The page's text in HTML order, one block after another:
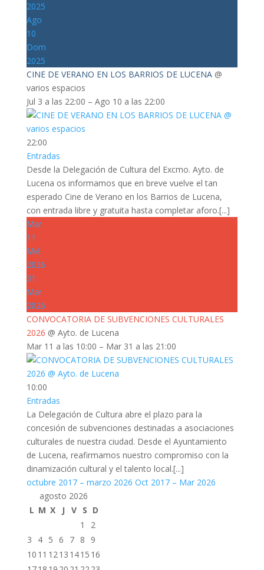
2025
Ago
10
Dom
2025
CINE DE VERANO EN LOS BARRIOS DE LUCENA @
varios espacios
Jul 3 a las 22:00 – Ago 10 a las 22:00
22:00
Entradas
Desde la Delegación de Cultura del Excmo. Ayto. de
Lucena os informamos que en breve vuelve el tan
esperado Cine de Verano en los Barrios de Lucena,
con entrada libre y gratuita hasta completar aforo.[...]
Mar
11
Mié
2026
31
Mar
2026
CONVOCATORIA DE SUBVENCIONES CULTURALES
2026 @ Ayto. de Lucena
Mar 11 a las 10:00 – Mar 31 a las 21:00
10:00
Entradas
La Delegación de Cultura abre el plazo para la
concesión de subvenciones destinadas a asociaciones
culturales de nuestra ciudad. Desde el Ayuntamiento
de Lucena, reafirmamos nuestro compromiso con la
dinamización cultural y el talento local.[...]
octubre 2017 – marzo 2026 Oct 2017 – Mar 2026
agosto 2026
L M X J V S D
1
2
3
4 5 6 7 8
9
10 11 1213 1415 16